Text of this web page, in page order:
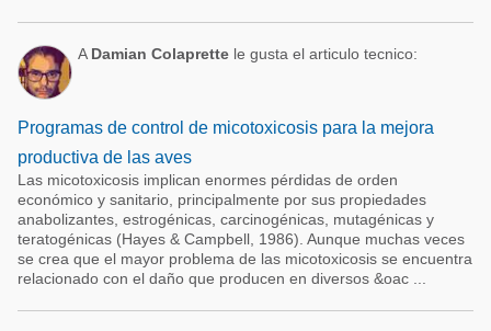
A Damian Colaprette le gusta el articulo tecnico:
Programas de control de micotoxicosis para la mejora
productiva de las aves
Las micotoxicosis implican enormes pérdidas de orden
económico y sanitario, principalmente por sus propiedades
anabolizantes, estrogénicas, carcinogénicas, mutagénicas y
teratogénicas (Hayes & Campbell, 1986). Aunque muchas veces
se crea que el mayor problema de las micotoxicosis se encuentra
relacionado con el daño que producen en diversos &oac ...